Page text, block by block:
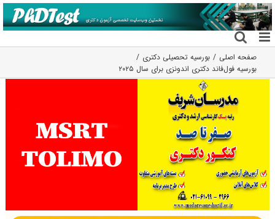
رفتن
به
محتوا
صفحه اصلی
بورسیه تحصیلی دکتری
بورسیه فول‌فاند دکتری اندونزی برای سال ۲۰۲۵